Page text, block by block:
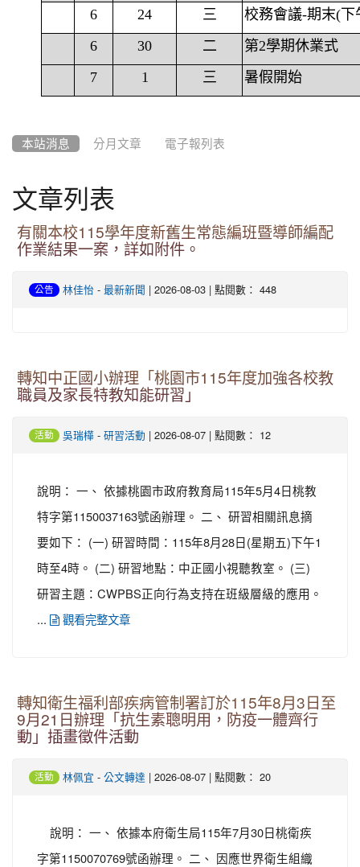
6
24 三
校務會議-期末(下
6
30 二
第2學期休業式
7
1 三 暑假開始
本站消息 分月文章 電子報列表
文章列表
有關本校115學年度新舊生常態編班暨導師編配
作業結果一案，詳如附件。
公告 林佳怡 - 最新新聞 | 2026-08-03 | 點閱數： 448
轉知中正國小辦理「桃園市115年度加強各校教
職員及家長特教知能研習」
活動 吳瑞樺 - 研習活動 | 2026-08-07 | 點閱數： 12
說明： 一、 依據桃園市政府教育局115年5月4日桃教
特字第1150037163號函辦理。 二、 研習相關訊息摘
要如下： (一) 研習時間：115年8月28日(星期五)下午1
時至4時。 (二) 研習地點：中正國小視聽教室。 (三)
研習主題：CWPBS正向行為支持在班級層級的應用。
...
觀看完整文章
轉知衛生福利部疾病管制署訂於115年8月3日至
9月21日辦理「抗生素聰明用，防疫一體齊行
動」插畫徵件活動
活動 林佩宜 - 公文轉達 | 2026-08-07 | 點閱數： 20
說明： 一、 依據本府衛生局115年7月30日桃衛疾
字第1150070769號函辦理。 二、 因應世界衛生組織